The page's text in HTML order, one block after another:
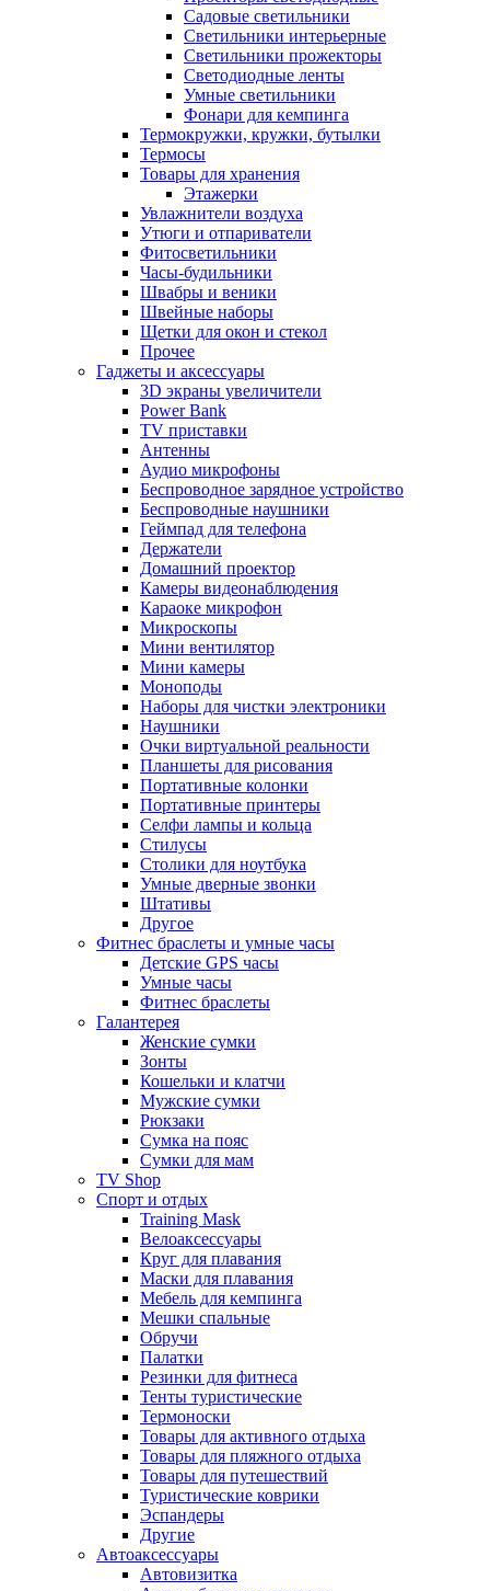
Садовые светильники
Светильники интерьерные
Светильники прожекторы
Светодиодные ленты
Умные светильники
Фонари для кемпинга
Термокружки, кружки, бутылки
Термосы
Товары для хранения
Этажерки
Увлажнители воздуха
Утюги и отпариватели
Фитосветильники
Часы-будильники
Швабры и веники
Швейные наборы
Щетки для окон и стекол
Прочее
Гаджеты и аксессуары
3D экраны увеличители
Power Bank
TV приставки
Антенны
Аудио микрофоны
Беспроводное зарядное устройство
Беспроводные наушники
Геймпад для телефона
Держатели
Домашний проектор
Камеры видеонаблюдения
Караоке микрофон
Микроскопы
Мини вентилятор
Мини камеры
Моноподы
Наборы для чистки электроники
Наушники
Очки виртуальной реальности
Планшеты для рисования
Портативные колонки
Портативные принтеры
Селфи лампы и кольца
Стилусы
Столики для ноутбука
Умные дверные звонки
Штативы
Другое
Фитнес браслеты и умные часы
Детские GPS часы
Умные часы
Фитнес браслеты
Галантерея
Женские сумки
Зонты
Кошельки и клатчи
Мужские сумки
Рюкзаки
Сумка на пояс
Сумки для мам
TV Shop
Спорт и отдых
Training Mask
Велоаксессуары
Круг для плавания
Маски для плавания
Мебель для кемпинга
Мешки спальные
Обручи
Палатки
Резинки для фитнеса
Тенты туристические
Термоноски
Товары для активного отдыха
Товары для пляжного отдыха
Товары для путешествий
Туристические коврики
Эспандеры
Другие
Автоаксессуары
Автовизитка